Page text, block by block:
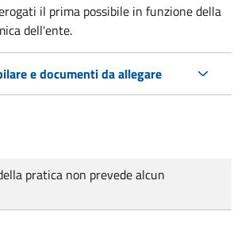
il prima possibile in funzione della
dell'ente.
e documenti da allegare
pratica non prevede alcun